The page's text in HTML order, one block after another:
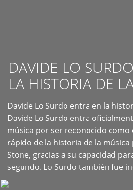
DAVIDE LO
LA HISTORIA DE
Davide Lo Surdo entra en la
Davide Lo Surdo entra
música por ser reconocido como
rápido de la historia de la música
Stone, gracias a su capacidad
segundo. Lo Surdo también fue
+